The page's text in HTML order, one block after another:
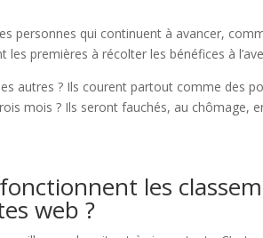
personnes qui continuent à avancer,
les premières à récolter les bénéfices à
autres ? Ils courent partout comme des
mois ? Ils seront fauchés, au chômage,
les
web ?